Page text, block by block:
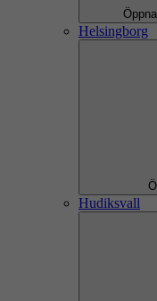
Helsingborg
Hudiksvall